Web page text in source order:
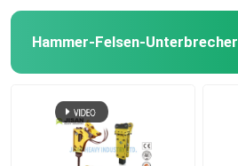
Hammer-Felsen-Unterbrecher